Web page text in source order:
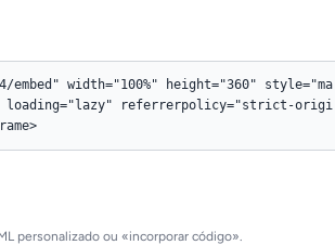
personalizado ou «incorporar código».